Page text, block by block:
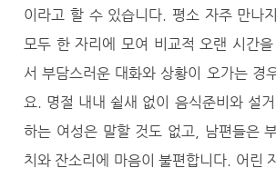
이라고 할 수 있습니다. 평소 자주 만나
모두 한 자리에 모여 비교적 오랜 시간
서 부담스러운 대화와 상황이 오가는 경
요. 명절 내내 쉴새 없이 음식준비와 설
하는 여성은 말할 것도 없고, 남편들은
치와 잔소리에 마음이 불편합니다. 어린